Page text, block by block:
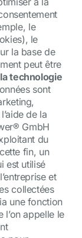
le
le
la base de
peut être
technologie
sont
de la
GmbH
du
fin, un
est utilisé
et
collectées
une fonction
l’on appelle le